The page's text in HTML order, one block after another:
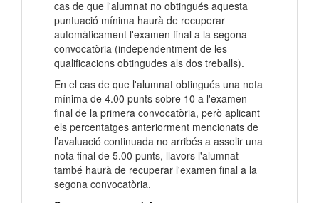
cas de que l'alumnat no obtingués aquesta
puntuació mínima haurà de recuperar
automàticament l'examen final a la segona
convocatòria (independentment de les
qualificacions obtingudes als dos treballs).
En el cas de que l'alumnat obtingués una nota
mínima de 4.00 punts sobre 10 a l'examen
final de la primera convocatòria, però aplicant
els percentatges anteriorment mencionats de
l’avaluació continuada no arribés a assolir una
nota final de 5.00 punts, llavors l'alumnat
també haurà de recuperar l'examen final a la
segona convocatòria.